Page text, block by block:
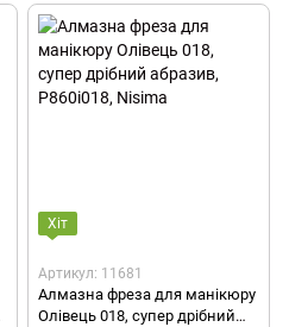
Хіт
Артикул: 11681
Алмазна фреза для манікюру
Олівець 018, супер дрібний